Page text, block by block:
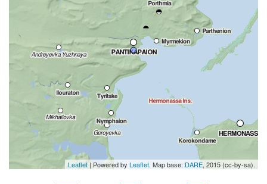
Leaflet | Powered by Leaflet. Map base: DARE, 2015 (cc-by-sa).